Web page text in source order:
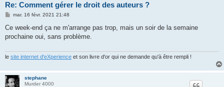
Re: Comment gérer le droit des auteurs ?
M
s
a
mar. 16 févr. 2021 21:48
Ce week-end ça ne m'arrange pas trop, mais un soir de la semaine
prochaine oui, sans problème.
le site internet d'eXperience et son livre d'or qui ne demande qu'à être rempli !
stephane
Murder 4000